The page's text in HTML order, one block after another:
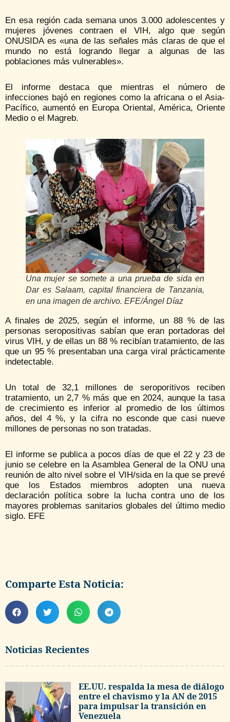
Noticias Recientes
EE.UU. respalda la mesa de diálogo
entre el chavismo y la AN de 2015
para impulsar la transición en
Venezuela
En esa región cada semana unos 3.000 adolescentes y
mujeres jóvenes contraen el VIH, algo que según
ONUSIDA es «una de las señales más claras de que el
mundo no está logrando llegar a algunas de las
poblaciones más vulnerables».
El informe destaca que mientras el número de
infecciones bajó en regiones como la africana o el Asia-
Pacífico, aumentó en Europa Oriental, América, Oriente
Medio o el Magreb.
Una mujer se somete a una prueba de sida en
Dar es Salaam, capital financiera de Tanzania,
en una imagen de archivo. EFE/Ángel Díaz
A finales de 2025, según el informe, un 88 % de las
personas seropositivas sabían que eran portadoras del
virus VIH, y de ellas un 88 % recibían tratamiento, de las
que un 95 % presentaban una carga viral prácticamente
indetectable.
Un total de 32,1 millones de seroporitivos reciben
tratamiento, un 2,7 % más que en 2024, aunque la tasa
de crecimiento es inferior al promedio de los últimos
años, del 4 %, y la cifra no esconde que casi nueve
millones de personas no son tratadas.
El informe se publica a pocos días de que el 22 y 23 de
junio se celebre en la Asamblea General de la ONU una
reunión de alto nivel sobre el VIH/sida en la que se prevé
que los Estados miembros adopten una nueva
declaración política sobre la lucha contra uno de los
mayores problemas sanitarios globales del último medio
siglo. EFE
Comparte Esta Noticia: